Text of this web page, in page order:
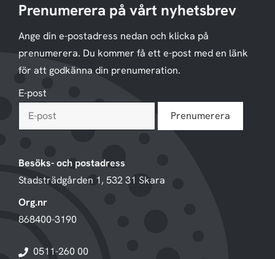
Prenumerera på vårt nyhetsbrev
Ange din e-postadress nedan och klicka på
prenumerera. Du kommer få ett e-post med en länk
för att godkänna din prenumeration.
E-post
Besöks- och postadress
Stadsträdgården 1, 532 31 Skara
Org.nr
868400-3190
0511-260 00